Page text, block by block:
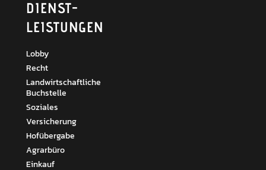
DIENST­
LEISTUNGEN
Lobby
Recht
Landwirtschaftliche
Buchstelle
Soziales
Versicherung
Hofübergabe
Agrarbüro
Einkauf